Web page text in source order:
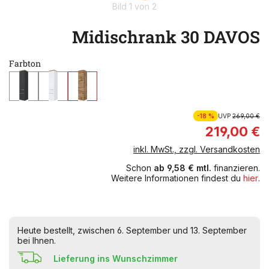
Bild 1 von 2
Midischrank 30 DAVOS
Farbton
-18 % UVP269,00 €
219,00 €
inkl. MwSt., zzgl. Versandkosten
Schon ab 9,58 € mtl. finanzieren.
Weitere Informationen findest du hier.
Heute bestellt, zwischen 6. September und 13. September
bei Ihnen.
Lieferung ins Wunschzimmer